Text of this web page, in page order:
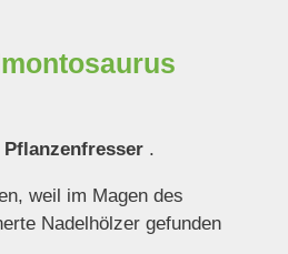
Pflanzenfresser .
weil im Magen des
Nadelhölzer gefunden